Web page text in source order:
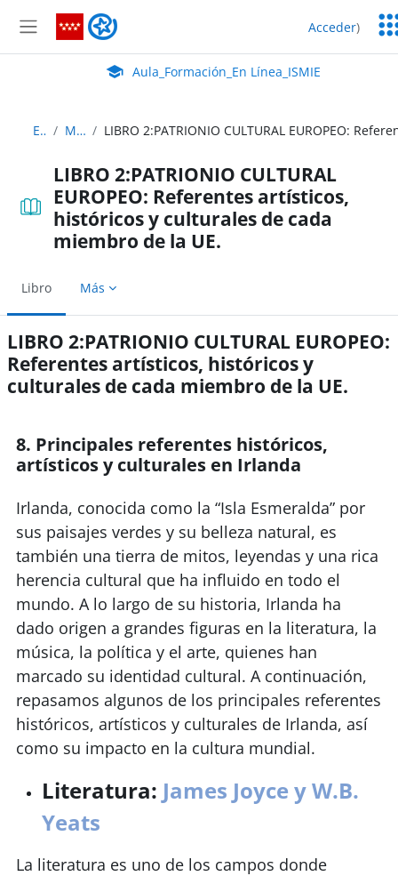
Panel lateral
Aula_Formación_En Línea_ISMIE Acceder)
Aula Virtual de EducaMadrid:
Aula_Formación_En Línea_ISMIE
EU_1 Módulo 2
LIBRO 2:PATRIONIO CULTURAL
EUROPEO: Referentes artísticos,
históricos y culturales de cada
miembro de la UE.
Libro Más
LIBRO 2:PATRIONIO CULTURAL EUROPEO:
Referentes artísticos, históricos y
culturales de cada miembro de la UE.
8. Principales referentes históricos,
artísticos y culturales en Irlanda
Irlanda, conocida como la “Isla Esmeralda” por
sus paisajes verdes y su belleza natural, es
también una tierra de mitos, leyendas y una rica
herencia cultural que ha influido en todo el
mundo. A lo largo de su historia, Irlanda ha
dado origen a grandes figuras en la literatura, la
música, la política y el arte, quienes han
marcado su identidad cultural. A continuación,
repasamos algunos de los principales referentes
históricos, artísticos y culturales de Irlanda, así
como su impacto en la cultura mundial.
Literatura: James Joyce y W.B.
Yeats
La literatura es uno de los campos donde